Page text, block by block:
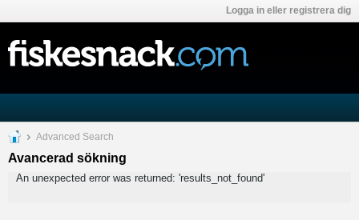
Logga in eller registrera dig
Advanced Search
Avancerad sökning
An unexpected error was returned: 'results_not_found'